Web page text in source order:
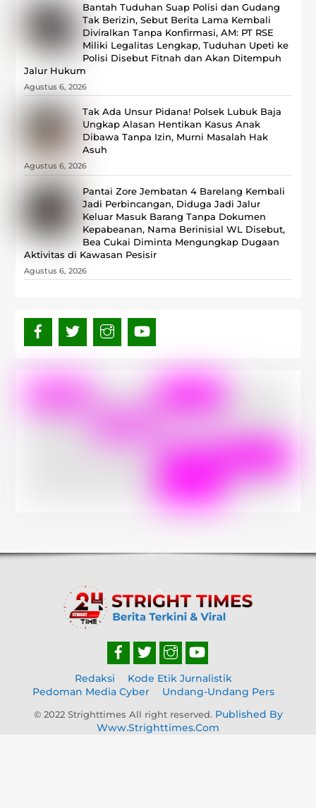
Bantah Tuduhan Suap Polisi dan Gudang
Tak Berizin, Sebut Berita Lama Kembali
Diviralkan Tanpa Konfirmasi, ‎AM: PT RSE
Miliki Legalitas Lengkap, Tuduhan Upeti ke
Polisi Disebut Fitnah dan Akan Ditempuh
Jalur Hukum
Agustus 6, 2026
Tak Ada Unsur Pidana! Polsek Lubuk Baja
Ungkap Alasan Hentikan Kasus Anak
Dibawa Tanpa Izin, Murni Masalah Hak
Asuh
Agustus 6, 2026
Pantai Zore Jembatan 4 Barelang Kembali
Jadi Perbincangan, Diduga Jadi Jalur
Keluar Masuk Barang Tanpa Dokumen
Kepabeanan, Nama Berinisial WL Disebut,
Bea Cukai Diminta Mengungkap Dugaan
Aktivitas di Kawasan Pesisir
Agustus 6, 2026
Back
To
Top
Redaksi
Kode Etik Jurnalistik
Pedoman Media Cyber
Undang-Undang Pers
© 2022 Strighttimes All right reserved. Published By
Www.strighttimes.com